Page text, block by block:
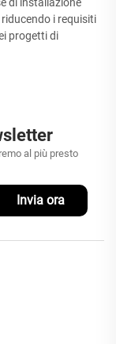
i requisiti
progetti di
al più presto
Invia ora